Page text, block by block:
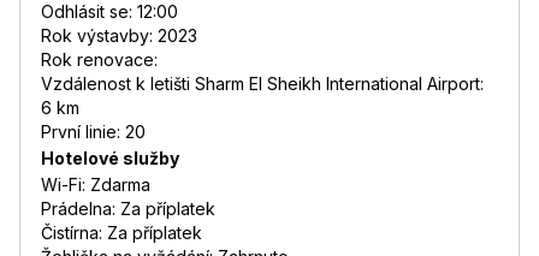
Odhlásit se: 12:00
Rok výstavby: 2023
Rok renovace:
Vzdálenost k letišti Sharm El Sheikh International Airport:
6 km
První linie: 20
Hotelové služby
Wi-Fi: Zdarma
Prádelna: Za příplatek
Čistírna: Za příplatek